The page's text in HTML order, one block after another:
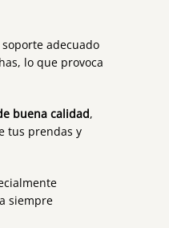
adecuado
lo que provoca
buena calidad,
tus prendas y
siempre